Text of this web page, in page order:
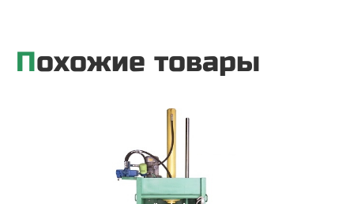
Похожие товары